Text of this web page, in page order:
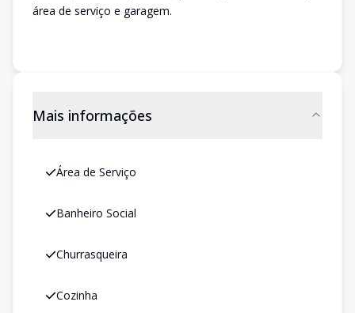
área de serviço e garagem.
Mais informações
Área de Serviço
Banheiro Social
Churrasqueira
Cozinha